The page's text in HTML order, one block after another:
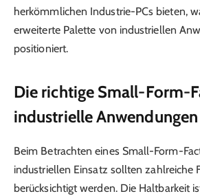
herkömmlichen Industrie-PCs bieten,
erweiterte Palette von industriellen
positioniert.
Die richtige Small-Form-
industrielle
Beim Betrachten eines Small-Form-
industriellen Einsatz sollten zahlreiche
berücksichtigt werden. Die Haltbarkeit